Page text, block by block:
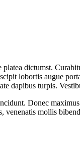
dictumst.
lobortis augue
dapibus turpis.
Donec
mollis